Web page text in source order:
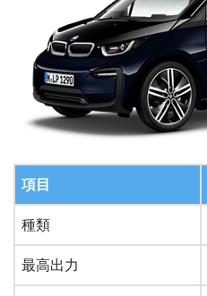
項目
種類
最高出力